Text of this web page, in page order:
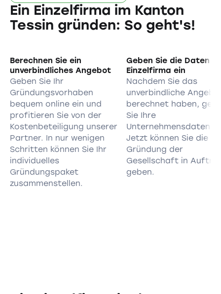
Ein Einzelfirma im Kanton
Tessin gründen: So geht's!
Berechnen Sie ein
unverbindliches Angebot
Geben Sie Ihr
Gründungsvorhaben
bequem online ein und
profitieren Sie von der
Kostenbeteiligung unserer
Partner. In nur wenigen
Schritten können Sie Ihr
individuelles
Gründungspaket
zusammenstellen.
Geben Sie die Daten
Einzelfirma ein
Nachdem Sie das
unverbindliche
berechnet haben,
Sie Ihre
Unternehmensdaten
Jetzt können Sie die
Gründung der
Gesellschaft in
geben.